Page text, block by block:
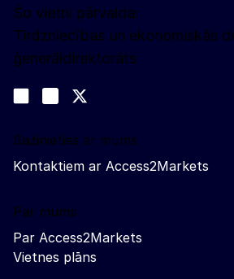
Šo vietni pārvalda:
Tirdzniecības un ekonomiskās
ģenerāldirektorāts
Join us on LinkedIn
Trade-Off podcast
Sazinieties ar mums
Kontaktiem ar Access2Markets
Par mums
Par Access2Markets
Vietnes plāns